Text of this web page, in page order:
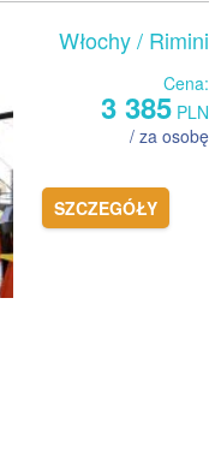
Włochy/ Rimini
Cena:
3 385 PLN
/ za osobę
SZCZEGÓŁY